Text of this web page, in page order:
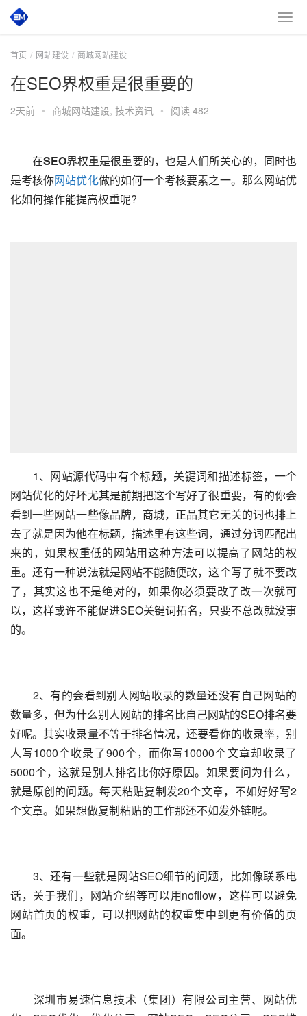
首页 网站建设 商城网站建设
在SEO界权重是很重要的
2天前 • 商城网站建设, 技术资讯 • 阅读 482
在SEO界权重是很重要的，也是人们所关心的，同时也
是考核你网站优化做的如何一个考核要素之一。那么网站优
化如何操作能提高权重呢?
1、网站源代码中有个标题，关键词和描述标签，一个
网站优化的好坏尤其是前期把这个写好了很重要，有的你会
看到一些网站一些像品牌，商城，正品其它无关的词也排上
去了就是因为他在标题，描述里有这些词，通过分词匹配出
来的，如果权重低的网站用这种方法可以提高了网站的权
重。还有一种说法就是网站不能随便改，这个写了就不要改
了，其实这也不是绝对的，如果你必须要改了改一次就可
以，这样或许不能促进SEO关键词拓名，只要不总改就没事
的。
2、有的会看到别人网站收录的数量还没有自己网站的
数量多，但为什么别人网站的排名比自己网站的SEO排名要
好呢。其实收录量不等于排名情况，还要看你的收录率，别
人写1000个收录了900个，而你写10000个文章却收录了
5000个，这就是别人排名比你好原因。如果要问为什么，
就是原创的问题。每天粘贴复制发20个文章，不如好好写2
个文章。如果想做复制粘贴的工作那还不如发外链呢。
3、还有一些就是网站SEO细节的问题，比如像联系电
话，关于我们，网站介绍等可以用nofllow，这样可以避免
网站首页的权重，可以把网站的权重集中到更有价值的页
面。
深圳市易速信息技术（集团）有限公司主营、网站优